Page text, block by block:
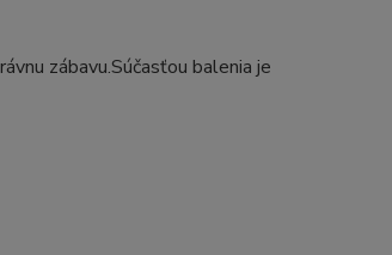
zábavu.Súčasťou balenia je